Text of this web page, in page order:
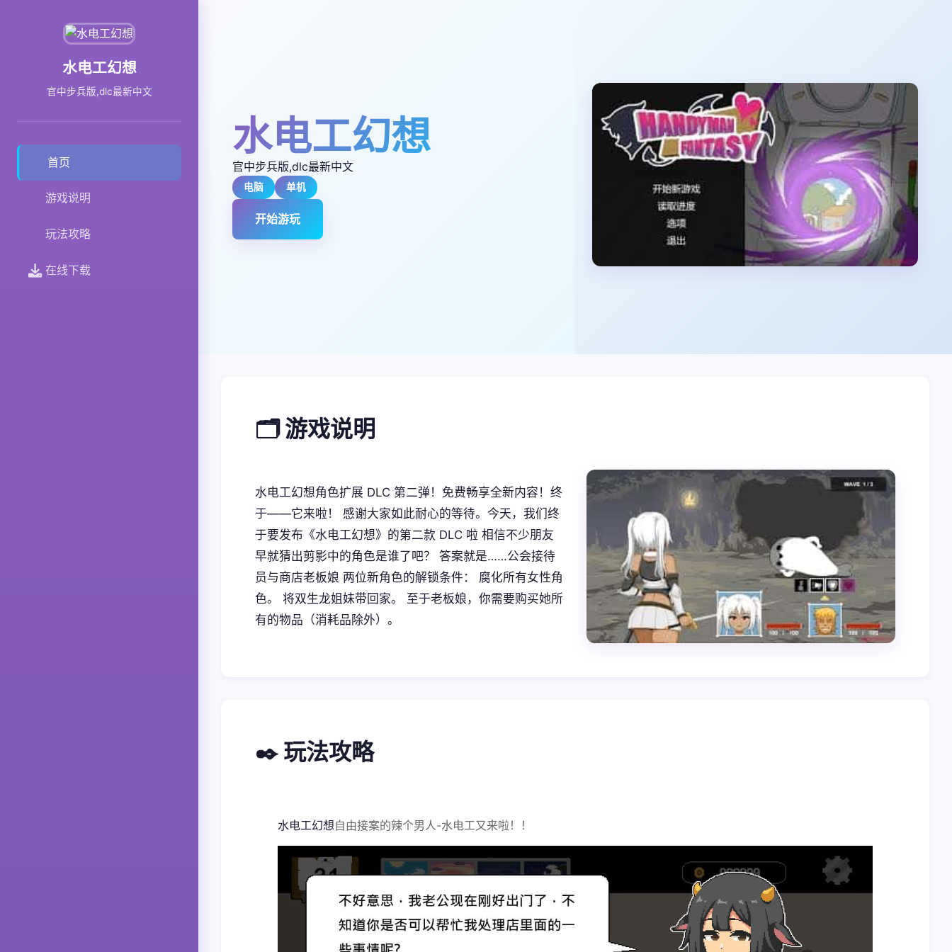
水电工幻想
官中步兵版,dlc最新中文
首页
游戏说明
玩法攻略
在线下载
水电工幻想
官中步兵版,dlc最新中文
电脑 单机
开始游玩
🗂️ 游戏说明
水电工幻想角色扩展 DLC 第二弹！免费畅享全新内容！终
于——它来啦！ 感谢大家如此耐心的等待。今天，我们终
于要发布《水电工幻想》的第二款 DLC 啦 相信不少朋友
早就猜出剪影中的角色是谁了吧？ 答案就是……公会接待
员与商店老板娘 两位新角色的解锁条件： 腐化所有女性角
色。 将双生龙姐妹带回家。 至于老板娘，你需要购买她所
有的物品（消耗品除外）。
✒️ 玩法攻略
水电工幻想自由接案的辣个男人-水电工又来啦！！